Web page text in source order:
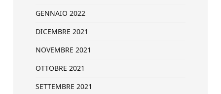
GENNAIO 2022
DICEMBRE 2021
NOVEMBRE 2021
OTTOBRE 2021
SETTEMBRE 2021